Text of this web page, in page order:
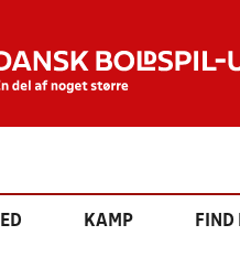
KAMP FIND